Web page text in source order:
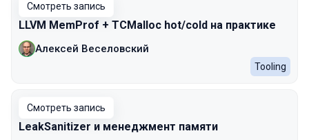
Смотреть запись
LLVM MemProf + TCMalloc hot/cold на практике
Алексей Веселовский
Tooling
Смотреть запись
LeakSanitizer и менеджмент памяти